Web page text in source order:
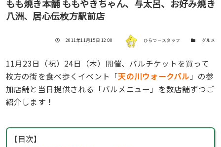
もも焼き本舗 ももやきちゃん、与太呂、お好み焼き
八洲、居心伝枚方駅前店
投稿日
2011年11月15日 12:00 著者 ひらつースタッフ カテゴリー
グルメ
11月23日（祝）24日（木）開催、バルチケットを買って
枚方の街を食べ歩くイベント「天の川ウォークバル 」の参
加店舗と当日提供される「バルメニュー」を数店舗ずつご
紹介します！
【目次】